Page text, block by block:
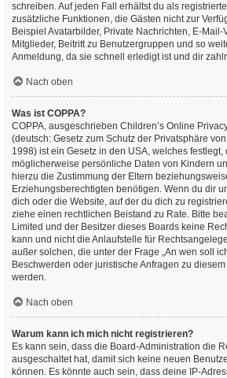
schreiben. Auf jeden Fall erhältst du als
zusätzliche Funktionen, die Gästen nicht zur
Beispiel Avatarbilder, Private Nachrichten, E-Mail-
Mitglieder, Beitritt zu Benutzergruppen und so
Anmeldung, da sie schnell erledigt ist und dir
Nach oben
Was ist COPPA?
COPPA, ausgeschrieben Children’s Online
(deutsch: Gesetz zum Schutz der Privatsphäre
1998) ist ein Gesetz in den USA, welches festlegt,
möglicherweise persönliche Daten von Kindern
hierzu die Zustimmung der Eltern
Erziehungsberechtigten benötigen. Wenn du dir
dich oder die Website, auf der du dich zu
ziehe einen rechtlichen Beistand zu Rate. Bitte
Limited und der Besitzer dieses Boards keine
kann und nicht die Anlaufstelle für
außer solchen, die unter der Frage „An wen soll
Beschwerden oder juristische Anfragen zu
werden.
Nach oben
Warum kann ich mich nicht registrieren?
Es kann sein, dass die Board-Administration die
ausgeschaltet hat, damit sich keine neuen
können. Es könnte auch sein, dass deine IP-